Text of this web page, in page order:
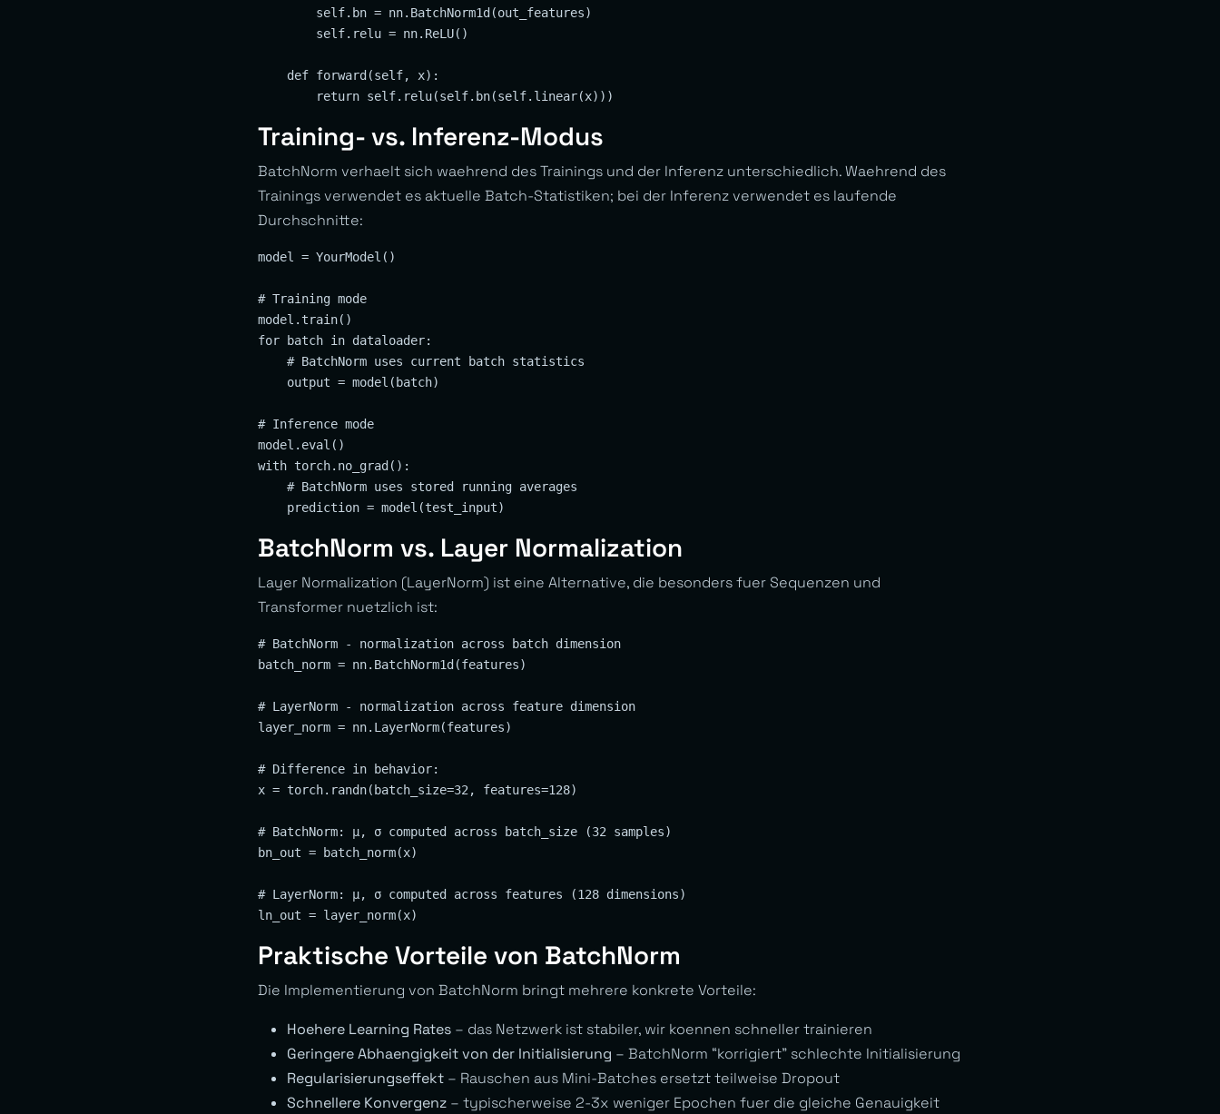
        self.bn = nn.BatchNorm1d(out_features)
        self.relu = nn.ReLU()
    def forward(self, x):
Training- vs. Inferenz-Modus
BatchNorm verhaelt sich waehrend des Trainings und der Inferenz unterschiedlich. Waehrend des
Trainings verwendet es aktuelle Batch-Statistiken; bei der Inferenz verwendet es laufende
Durchschnitte:
model = YourModel()
# Training mode
model.train()
for batch in dataloader:
    # BatchNorm uses current batch statistics
    output = model(batch)
# Inference mode
model.eval()
with torch.no_grad():
    # BatchNorm uses stored running averages
BatchNorm vs. Layer Normalization
Layer Normalization (LayerNorm) ist eine Alternative, die besonders fuer Sequenzen und
Transformer nuetzlich ist:
# BatchNorm - normalization across batch dimension
batch_norm = nn.BatchNorm1d(features)
# LayerNorm - normalization across feature dimension
layer_norm = nn.LayerNorm(features)
# Difference in behavior:
x = torch.randn(batch_size=32, features=128)
# BatchNorm: μ, σ computed across batch_size (32 samples)
bn_out = batch_norm(x)
# LayerNorm: μ, σ computed across features (128 dimensions)
Praktische Vorteile von BatchNorm
Die Implementierung von BatchNorm bringt mehrere konkrete Vorteile:
Hoehere Learning Rates – das Netzwerk ist stabiler, wir koennen schneller trainieren
Geringere Abhaengigkeit von der Initialisierung – BatchNorm “korrigiert” schlechte Initialisierung
Regularisierungseffekt – Rauschen aus Mini-Batches ersetzt teilweise Dropout
Schnellere Konvergenz – typischerweise 2-3x weniger Epochen fuer die gleiche Genauigkeit